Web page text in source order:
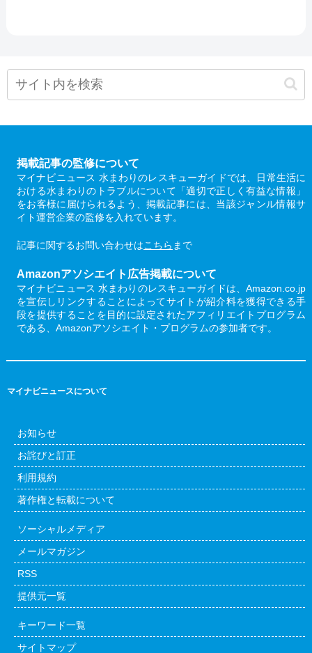
掲載記事の監修について
マイナビニュース 水まわりのレスキューガイドでは、日常生活に
おける水まわりのトラブルについて「適切で正しく有益な情報」
をお客様に届けられるよう、掲載記事には、当該ジャンル情報サ
イト運営企業の監修を入れています。
記事に関するお問い合わせはこちら まで
Amazonアソシエイト広告掲載について
マイナビニュース 水まわりのレスキューガイドは、Amazon.co.jp
を宣伝しリンクすることによってサイトが紹介料を獲得できる手
段を提供することを目的に設定されたアフィリエイトプログラム
である、Amazonアソシエイト・プログラムの参加者です。
マイナビニュースについて
お知らせ
お詫びと訂正
利用規約
著作権と転載について
ソーシャルメディア
メールマガジン
RSS
提供元一覧
キーワード一覧
サイトマップ